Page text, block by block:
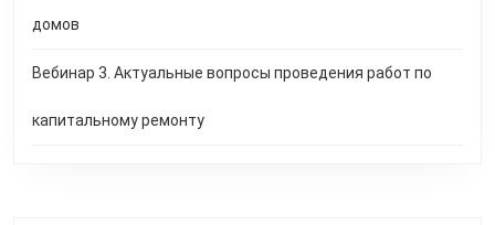
домов
Вебинар 3. Актуальные вопросы проведения работ по
капитальному ремонту